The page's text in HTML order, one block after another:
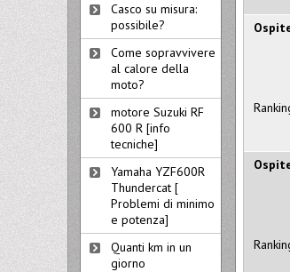
Casco su misura:
possibile?
Come sopravvivere
al calore della
moto?
motore Suzuki RF
600 R [info
tecniche]
Yamaha YZF600R
Thundercat [
Problemi di minimo
e potenza]
Quanti km in un
giorno